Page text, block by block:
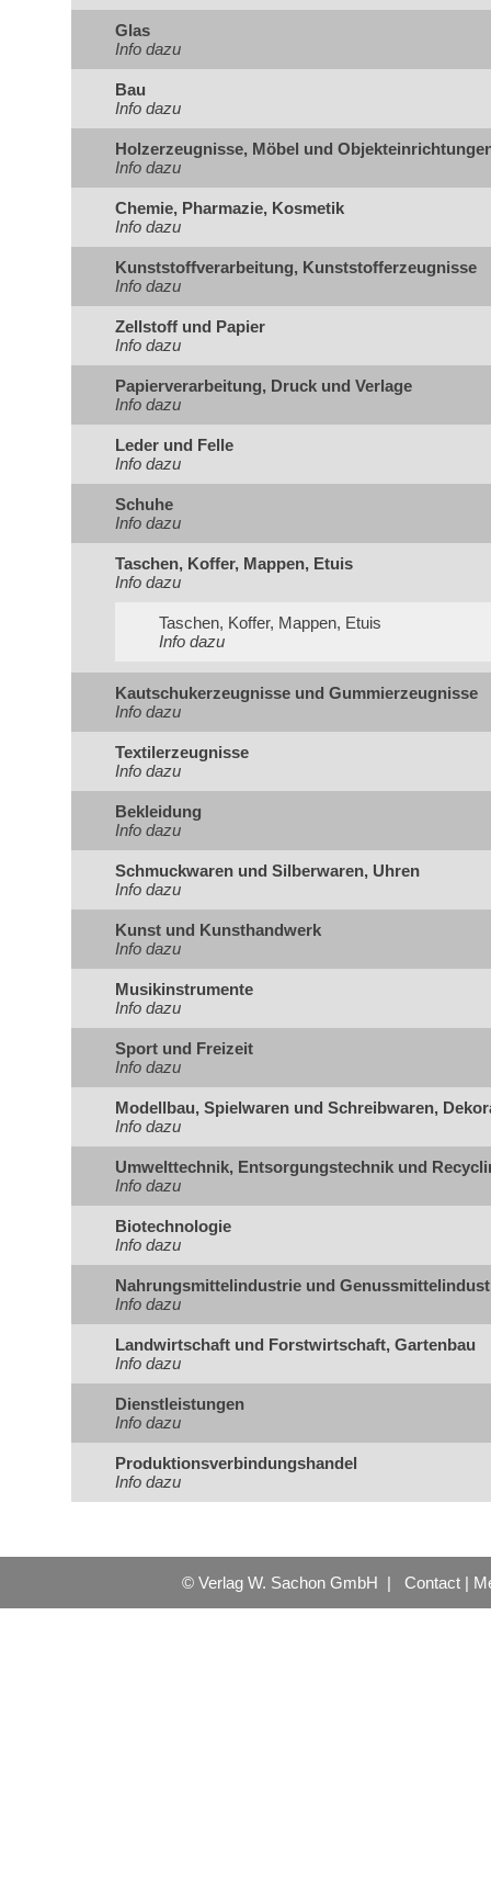
Glas
Info dazu
Bau
Info dazu
Holzerzeugnisse, Möbel und
Info dazu
Chemie, Pharmazie, Kosmetik
Info dazu
Kunststoffverarbeitung, Kunststofferzeugnisse
Info dazu
Zellstoff und Papier
Info dazu
Papierverarbeitung, Druck und Verlage
Info dazu
Leder und Felle
Info dazu
Schuhe
Info dazu
Taschen, Koffer, Mappen, Etuis
Info dazu
Taschen, Koffer, Mappen, Etuis
Info dazu
Kautschukerzeugnisse und Gummierzeugnisse
Info dazu
Textilerzeugnisse
Info dazu
Bekleidung
Info dazu
Schmuckwaren und Silberwaren, Uhren
Info dazu
Kunst und Kunsthandwerk
Info dazu
Musikinstrumente
Info dazu
Sport und Freizeit
Info dazu
Modellbau, Spielwaren und Schreibwaren,
Info dazu
Umwelttechnik, Entsorgungstechnik und
Info dazu
Biotechnologie
Info dazu
Nahrungsmittelindustrie und
Info dazu
Landwirtschaft und Forstwirtschaft, Gartenbau
Info dazu
Dienstleistungen
Info dazu
Produktionsverbindungshandel
Info dazu
© Verlag W. Sachon GmbH | Contact |